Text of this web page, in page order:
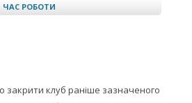
ЧАС РОБОТИ
закрити клуб раніше зазначеного